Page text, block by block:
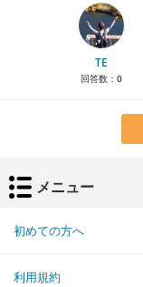
TE
回答数： 0
メニュー
初めての方へ
利用規約